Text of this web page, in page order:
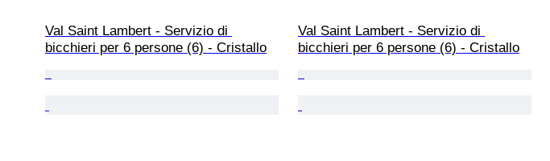
Val Saint Lambert - Servizio di
bicchieri per 6 persone (6) - Cristallo
Val Saint Lambert - Servizio di
bicchieri per 6 persone (6) - Cristallo